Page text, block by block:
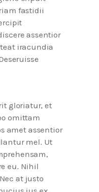
fastidii
assentior
iracundia
gloriatur, et
omittam
amet assentior
mel. Ut
eu. Nihil
at justo